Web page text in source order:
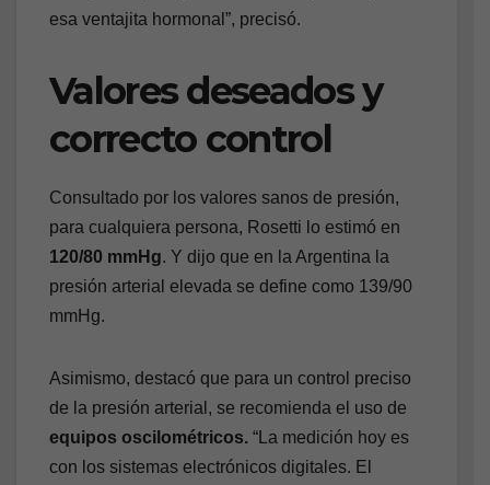
esa ventajita hormonal”, precisó.
Valores deseados y
correcto control
Consultado por los valores sanos de presión,
para cualquiera persona, Rosetti lo estimó en
120/80 mmHg. Y dijo que en la Argentina la
presión arterial elevada se define como 139/90
mmHg.
Asimismo, destacó que para un control preciso
de la presión arterial, se recomienda el uso de
equipos oscilométricos. “La medición hoy es
con los sistemas electrónicos digitales. El